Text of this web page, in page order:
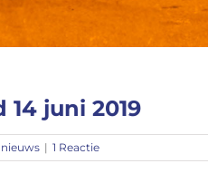
14 juni 2019
| 1 Reactie